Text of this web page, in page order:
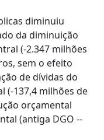
diminuiu
da diminuição
(-2.347 milhões
sem o efeito
de dívidas do
(-137,4 milhões de
orçamental
(antiga DGO --